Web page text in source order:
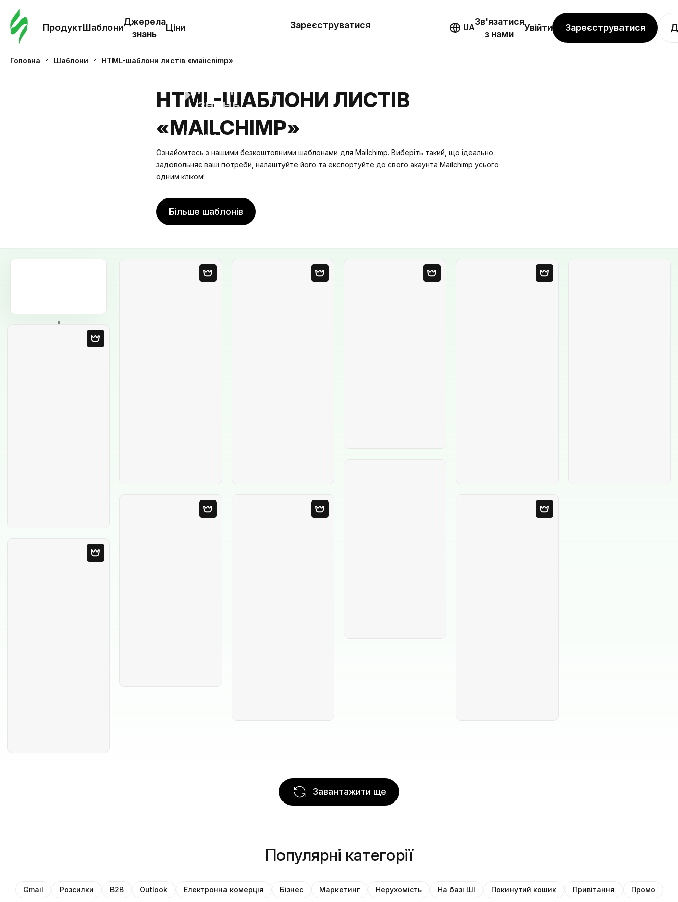
ПродуктШаблони
Джерела
знань
Ціни
Шаблони
знань
Ціни
Зареєструватися UA
Зв'язатися
з нами
Увійти Зареєструватися
Головна Шаблони HTML-шаблони листів «Mailchimp»
HTML-ШАБЛОНИ ЛИСТІВ
«MAILCHIMP»
Ознайомтесь з нашими безкоштовними шаблонами для Mailchimp. Виберіть такий, що ідеально
задовольняє ваші потреби, налаштуйте його та експортуйте до свого акаунта Mailchimp усього
одним кліком!
Більше шаблонів
Завантажити ще
Популярні категорії
Gmail Розсилки B2B Outlook Електронна комерція Бізнес Маркетинг Нерухомість На базі ШІ Покинутий кошик Привітання Промо